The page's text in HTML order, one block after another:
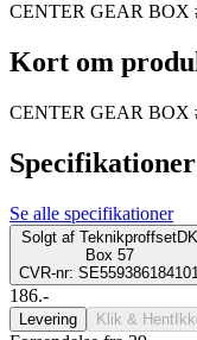
CENTER GEAR BOX
Kort om
CENTER GEAR BOX
Specifikationer
Se alle specifikationer
Solgt af TeknikproffsetDK
Box 57
CVR-nr: SE559386184101
186.-
Levering Klik & Hent